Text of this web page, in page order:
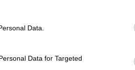
Data.
Data for Targeted